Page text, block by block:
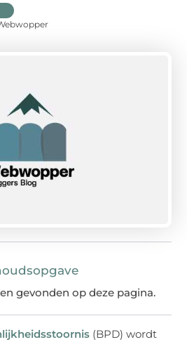
gevonden op deze pagina.
(BPD) wordt